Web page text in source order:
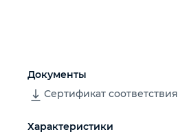
Документы
Сертификат соответствия
Характеристики